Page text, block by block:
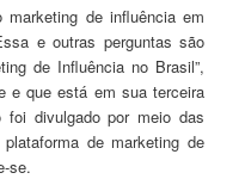
de influência em
e outras perguntas são
de Influência no Brasil”,
e que está em sua terceira
foi divulgado por meio das
de marketing de
se.